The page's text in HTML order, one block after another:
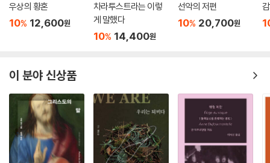
우상의 황혼
10% 12,600원
차라투스트라는 이렇
게 말했다
10% 14,400원
선악의 저편
10% 20,700원
이 분야 신상품